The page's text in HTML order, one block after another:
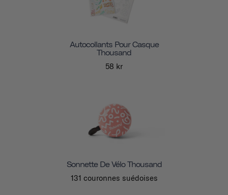
Autocollants Pour Casque
Thousand
58 kr
Sonnette De Vélo Thousand
131 couronnes suédoises